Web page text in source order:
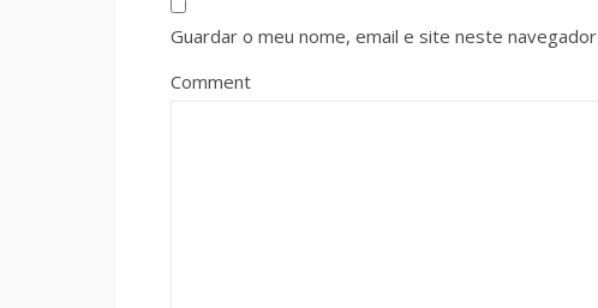
Guardar o meu nome, email e site neste
Comment